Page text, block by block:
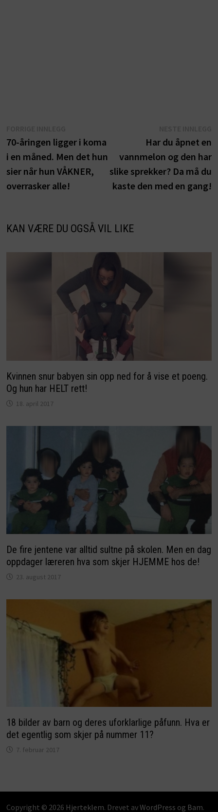
innlegg:
70-åringen ligger i koma
i en måned. Men det hun
sier når hun VÅKNER,
overrasker alle!
Har du åpnet en
vannmelon og den har
slike sprekker? Da må du
kaste den med en gang!
KAN VÆRE DU OGSÅ VIL LIKE
Kvinnen snur babyen sin opp ned for å vise et poeng.
Og hun har HELT rett!
18. april 2017
De fire jentene var alltid sultne på skolen. Men en dag
oppdager læreren hva som skjer HJEMME hos de!
23. august 2017
18 bilder av barn og deres uforklarlige påfunn. Hva er
det egentlig som skjer på nummer 11?
7. februar 2017
Copyright © 2026 Hjerteklem. Drevet avWordPress og Bam.